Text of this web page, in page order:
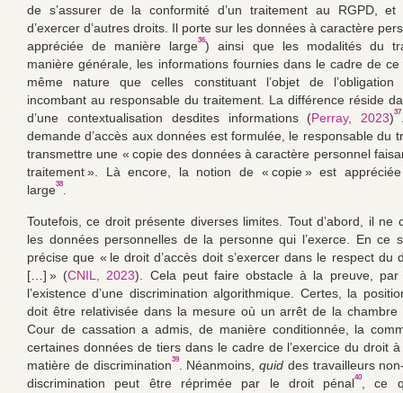
de s’assurer de la conformité d’un traitement au RGPD, et
d’exercer d’autres droits. Il porte sur les données à caractère
appréciée de manière large36) ainsi que les modalités du
manière générale, les informations fournies dans le cadre de
même nature que celles constituant l’objet de l’obligation
incombant au responsable du traitement. La différence réside
d’une contextualisation desdites informations (Perray, 2023)37
demande d’accès aux données est formulée, le responsable du
transmettre une « copie des données à caractère personnel
traitement ». Là encore, la notion de « copie » est
large38.
Toutefois, ce droit présente diverses limites. Tout d’abord, il ne
les données personnelles de la personne qui l’exerce. En ce
précise que « le droit d’accès doit s’exercer dans le respect du
[…] » (CNIL, 2023). Cela peut faire obstacle à la preuve, par
l’existence d’une discrimination algorithmique. Certes, la
doit être relativisée dans la mesure où un arrêt de la chambre
Cour de cassation a admis, de manière conditionnée, la
certaines données de tiers dans le cadre de l’exercice du droit
matière de discrimination39. Néanmoins, quid des travailleurs
discrimination peut être réprimée par le droit pénal40
, ce